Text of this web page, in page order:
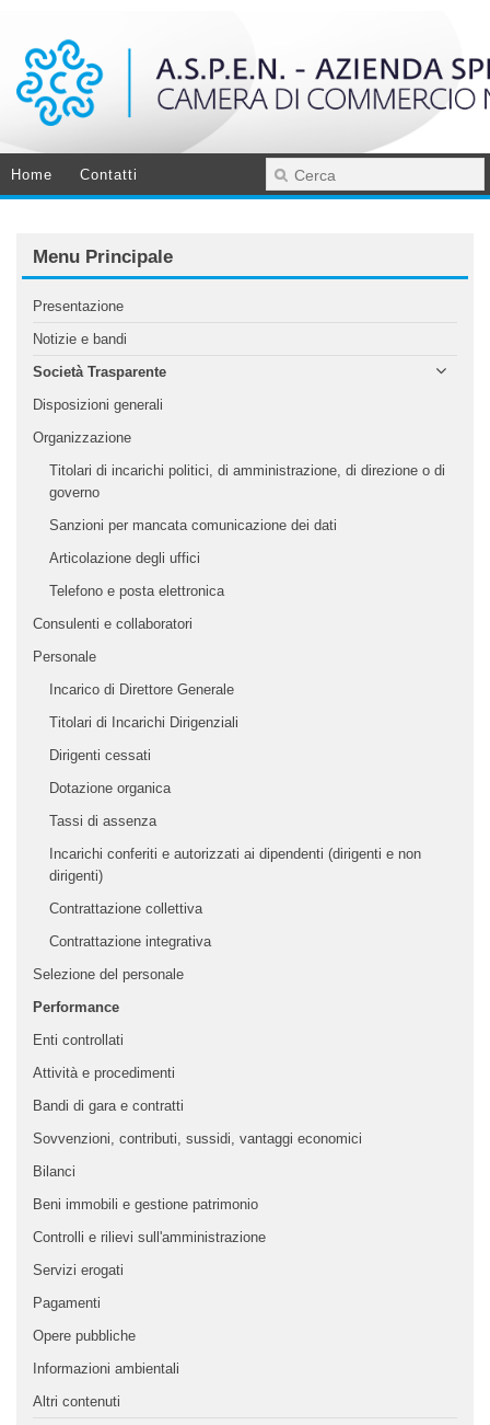
Home Contatti
Menu Principale
Presentazione
Notizie e bandi
Società Trasparente
Disposizioni generali
Organizzazione
Titolari di incarichi politici, di amministrazione, di direzione o di
governo
Sanzioni per mancata comunicazione dei dati
Articolazione degli uffici
Telefono e posta elettronica
Consulenti e collaboratori
Personale
Incarico di Direttore Generale
Titolari di Incarichi Dirigenziali
Dirigenti cessati
Dotazione organica
Tassi di assenza
Incarichi conferiti e autorizzati ai dipendenti (dirigenti e non
dirigenti)
Contrattazione collettiva
Contrattazione integrativa
Selezione del personale
Performance
Enti controllati
Attività e procedimenti
Bandi di gara e contratti
Sovvenzioni, contributi, sussidi, vantaggi economici
Bilanci
Beni immobili e gestione patrimonio
Controlli e rilievi sull'amministrazione
Servizi erogati
Pagamenti
Opere pubbliche
Informazioni ambientali
Altri contenuti